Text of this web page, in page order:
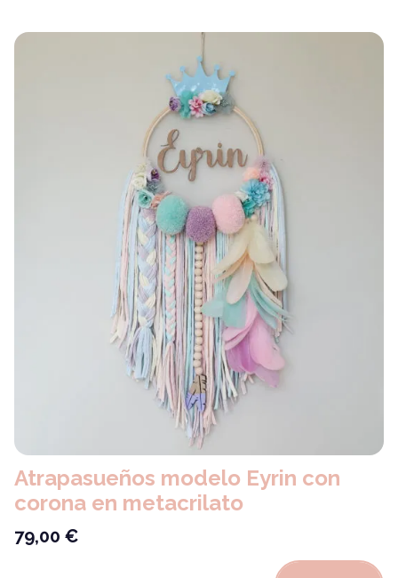
Atrapasueños modelo Eyrin con
corona en metacrilato
79,00 €